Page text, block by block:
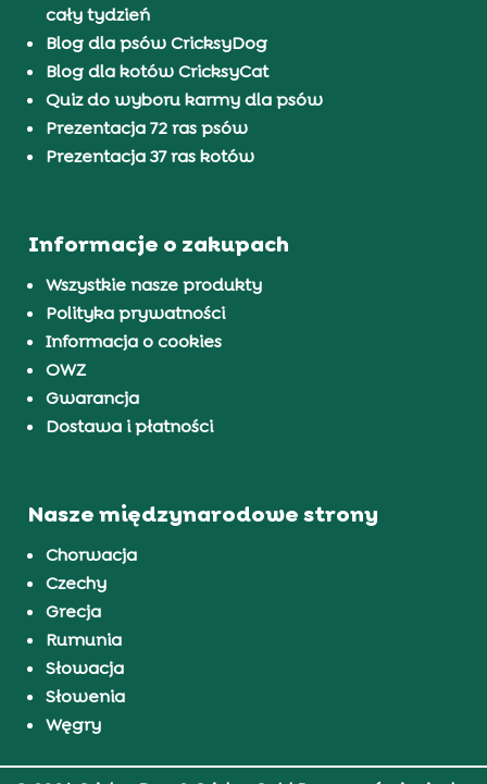
cały tydzień
Blog dla psów CricksyDog
Blog dla kotów CricksyCat
Quiz do wyboru karmy dla psów
Prezentacja 72 ras psów
Prezentacja 37 ras kotów
Informacje o zakupach
Wszystkie nasze produkty
Polityka prywatności
Informacja o cookies
OWZ
Gwarancja
Dostawa i płatności
Nasze międzynarodowe strony
Chorwacja
Czechy
Grecja
Rumunia
Słowacja
Słowenia
Węgry